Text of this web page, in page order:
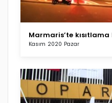
Marmaris’te
Kasım 2020 Pazar